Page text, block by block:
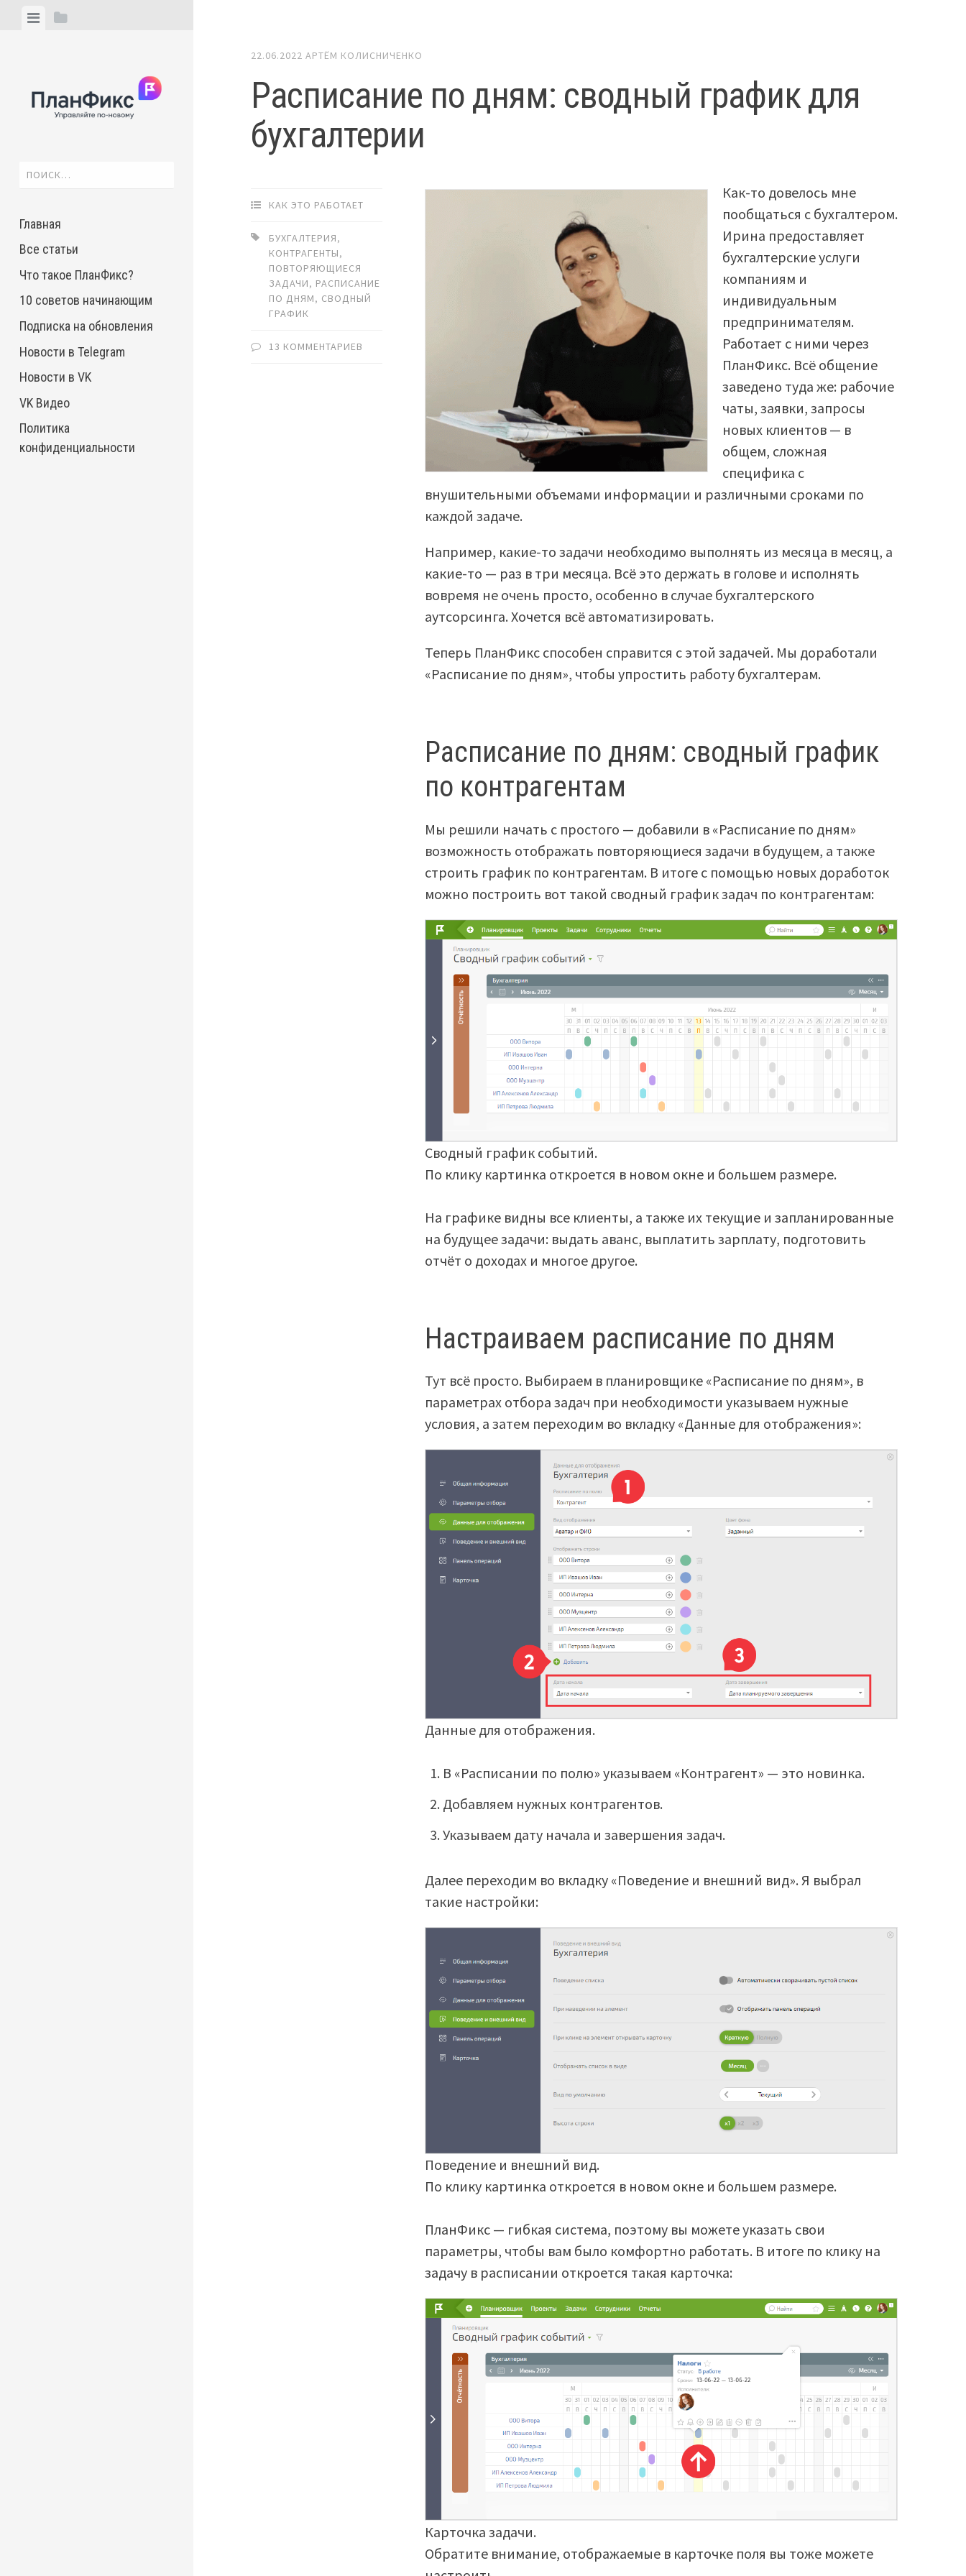
ViewView
Найти:
Главная
Все статьи
Что такое ПланФикс?
10 советов начинающим
Подписка на обновления
Новости в Telegram
Новости в VK
VK Видео
Политика
конфиденциальности
22.06.2022 АРТЁМ КОЛИСНИЧЕНКО
Расписание по дням: сводный график для
бухгалтерии
КАК ЭТО РАБОТАЕТ
БУХГАЛТЕРИЯ,
КОНТРАГЕНТЫ,
ПОВТОРЯЮЩИЕСЯ
ЗАДАЧИ, РАСПИСАНИЕ
ПО ДНЯМ, СВОДНЫЙ
ГРАФИК
13 КОММЕНТАРИЕВ
Как-то довелось мне
пообщаться с бухгалтером.
Ирина предоставляет
бухгалтерские услуги
компаниям и
индивидуальным
предпринимателям.
Работает с ними через
ПланФикс. Всё общение
заведено туда же: рабочие
чаты, заявки, запросы
новых клиентов — в
общем, сложная
специфика с
внушительными объемами информации и различными сроками по
каждой задаче.
Например, какие-то задачи необходимо выполнять из месяца в месяц, а
какие-то — раз в три месяца. Всё это держать в голове и исполнять
вовремя не очень просто, особенно в случае бухгалтерского
аутсорсинга. Хочется всё автоматизировать.
Теперь ПланФикс способен справится с этой задачей. Мы доработали
«Расписание по дням», чтобы упростить работу бухгалтерам.
Расписание по дням: сводный график
по контрагентам
Мы решили начать с простого — добавили в «Расписание по дням»
возможность отображать повторяющиеся задачи в будущем, а также
строить график по контрагентам. В итоге с помощью новых доработок
можно построить вот такой сводный график задач по контрагентам:
Сводный график событий.
По клику картинка откроется в новом окне и большем размере.
На графике видны все клиенты, а также их текущие и запланированные
на будущее задачи: выдать аванс, выплатить зарплату, подготовить
отчёт о доходах и многое другое.
Настраиваем расписание по дням
Тут всё просто. Выбираем в планировщике «Расписание по дням», в
параметрах отбора задач при необходимости указываем нужные
условия, а затем переходим во вкладку «Данные для отображения»:
Данные для отображения.
В «Расписании по полю» указываем «Контрагент» — это новинка.
Добавляем нужных контрагентов.
Указываем дату начала и завершения задач.
Далее переходим во вкладку «Поведение и внешний вид». Я выбрал
такие настройки:
Поведение и внешний вид.
По клику картинка откроется в новом окне и большем размере.
ПланФикс — гибкая система, поэтому вы можете указать свои
параметры, чтобы вам было комфортно работать. В итоге по клику на
задачу в расписании откроется такая карточка:
Карточка задачи.
Обратите внимание, отображаемые в карточке поля вы тоже можете